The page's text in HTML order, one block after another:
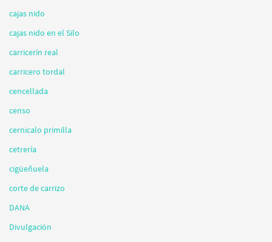
cajas nido
cajas nido en el Silo
carricerín real
carricero tordal
cencellada
censo
cernicalo primilla
cetrería
cigüeñuela
corte de carrizo
DANA
Divulgación